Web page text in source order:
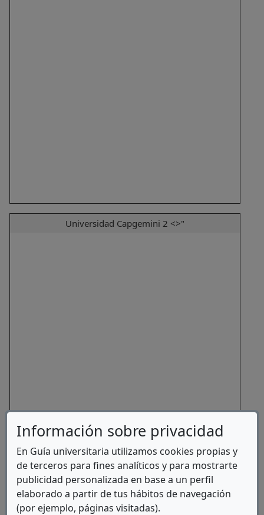
Información sobre privacidad
En Guía universitaria utilizamos cookies propias y
de terceros para fines analíticos y para mostrarte
publicidad personalizada en base a un perfil
elaborado a partir de tus hábitos de navegación
(por ejemplo, páginas visitadas).
Universidad Capgemini 2 <>"